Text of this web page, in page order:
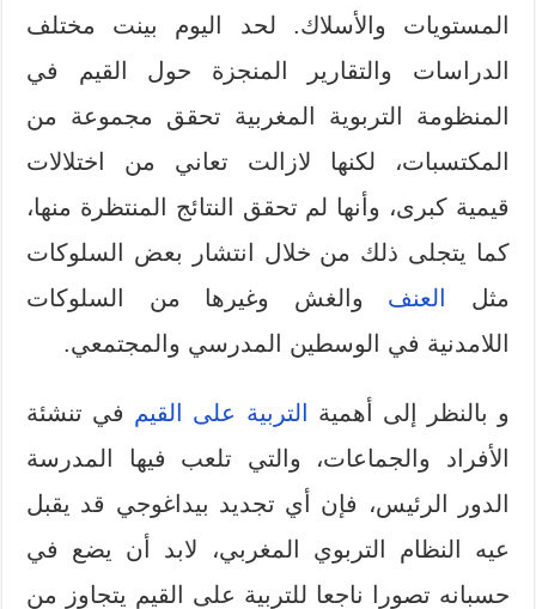
المستويات والأسلاك. لحد اليوم بينت مختلف
الدراسات والتقارير المنجزة حول القيم في
المنظومة التربوية المغربية تحقق مجموعة من
المكتسبات، لكنها لازالت تعاني من اختلالات
قيمية كبرى، وأنها لم تحقق النتائج المنتظرة منها،
كما يتجلى ذلك من خلال انتشار بعض السلوكات
مثل
العنف والغش وغيرها من السلوكات
اللامدنية في الوسطين المدرسي والمجتمعي.
و بالنظر إلى أهمية التربية على القيم في تنشئة
الأفراد والجماعات، والتي تلعب فيها المدرسة
الدور الرئيس، فإن أي تجديد بيداغوجي قد يقبل
عيه النظام التربوي المغربي، لابد أن يضع في
حسبانه تصورا ناجعا للتربية على القيم يتجاوز من